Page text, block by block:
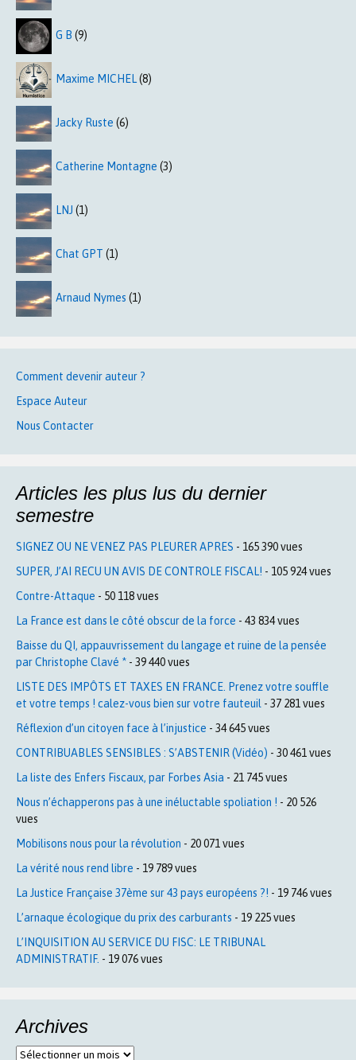
G B (9)
Maxime MICHEL(8)
Jacky Ruste (6)
Catherine Montagne (3)
LNJ (1)
Chat GPT (1)
Arnaud Nymes (1)
Comment devenir auteur ?
Espace Auteur
Nous Contacter
Articles les plus lus du dernier
semestre
SIGNEZ OU NE VENEZ PAS PLEURER APRES - 165 390 vues
SUPER, J’AI RECU UN AVIS DE CONTROLE FISCAL! - 105 924 vues
Contre-Attaque - 50 118 vues
La France est dans le côté obscur de la force - 43 834 vues
Baisse du QI, appauvrissement du langage et ruine de la pensée
par Christophe Clavé * - 39 440 vues
LISTE DES IMPÔTS ET TAXES EN FRANCE. Prenez votre souffle
et votre temps ! calez-vous bien sur votre fauteuil - 37 281 vues
Réflexion d’un citoyen face à l’injustice - 34 645 vues
CONTRIBUABLES SENSIBLES : S’ABSTENIR (Vidéo) - 30 461 vues
La liste des Enfers Fiscaux, par Forbes Asia - 21 745 vues
Nous n’échapperons pas à une inéluctable spoliation ! - 20 526
vues
Mobilisons nous pour la révolution - 20 071 vues
La vérité nous rend libre - 19 789 vues
La Justice Française 37ème sur 43 pays européens ?! - 19 746 vues
L’arnaque écologique du prix des carburants - 19 225 vues
L’INQUISITION AU SERVICE DU FISC: LE TRIBUNAL
ADMINISTRATIF. - 19 076 vues
Archives
Archives